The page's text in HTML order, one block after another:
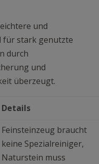
und
für stark genutzte
durch
und
überzeugt.
Details
Feinsteinzeug braucht
keine Spezialreiniger,
Naturstein muss